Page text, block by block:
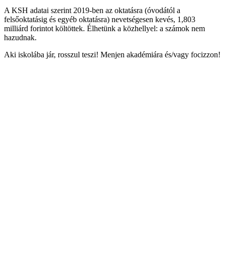
A KSH adatai szerint 2019-ben az oktatásra (óvodától a
felsőoktatásig és egyéb oktatásra) nevetségesen kevés, 1,803
milliárd forintot költöttek. Élhetünk a közhellyel: a számok nem
hazudnak.
Aki iskolába jár, rosszul teszi! Menjen akadémiára és/vagy focizzon!